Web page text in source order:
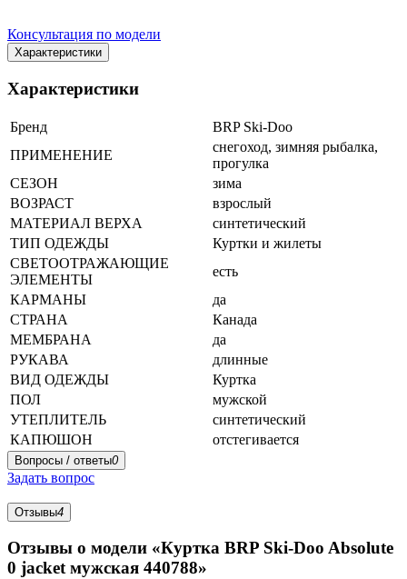
Консультация по модели
Характеристики
Характеристики
Бренд
BRP Ski-Doo
ПРИМЕНЕНИЕ
снегоход, зимняя рыбалка,
прогулка
СЕЗОН
зима
ВОЗРАСТ
взрослый
МАТЕРИАЛ ВЕРХА
синтетический
ТИП ОДЕЖДЫ
Куртки и жилеты
СВЕТООТРАЖАЮЩИЕ
ЭЛЕМЕНТЫ
есть
КАРМАНЫ
да
СТРАНА
Канада
МЕМБРАНА
да
РУКАВА
длинные
ВИД ОДЕЖДЫ
Куртка
ПОЛ
мужской
УТЕПЛИТЕЛЬ
синтетический
КАПЮШОН
отстегивается
Вопросы / ответы0
Задать вопрос
Отзывы4
Отзывы о модели «Куртка BRP Ski-Doo Absolute
0 jacket мужская 440788»